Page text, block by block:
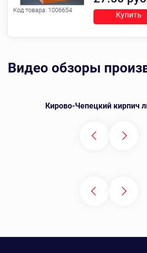
Код товара: 1006654
Купить
Видео обзоры
Кирово-Чепецкий кирпич